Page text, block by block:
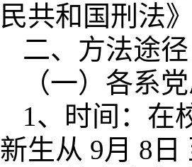
民共和国刑法
二、方法途径
（一）各系
1、时间：在
新生从 9月 8